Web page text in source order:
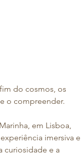
do cosmos, os
o compreender.
em Lisboa,
imersiva e
curiosidade e a